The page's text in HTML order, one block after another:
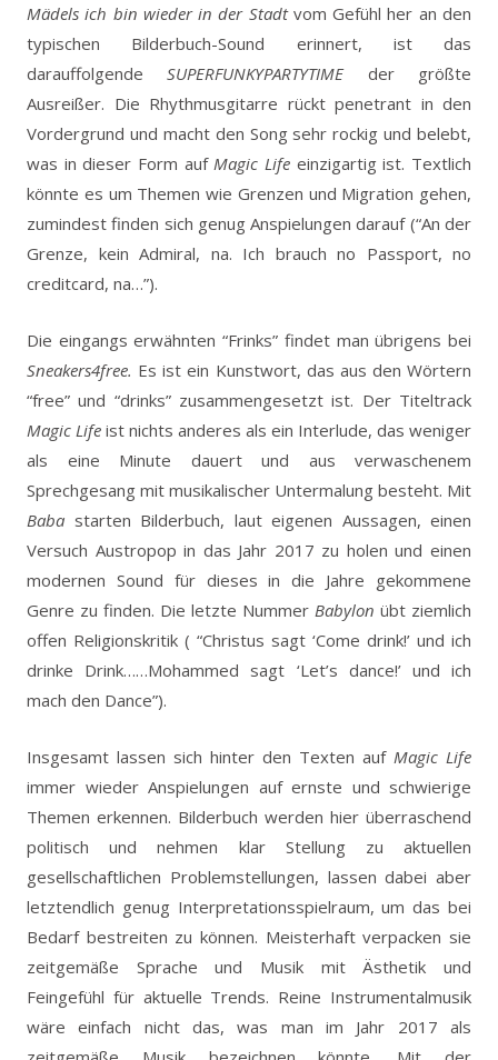
Mädels ich bin wieder in der Stadtvom Gefühl her an den
typischen Bilderbuch-Sound erinnert, ist das
darauffolgendeSUPERFUNKYPARTYTIMEder größte
Ausreißer. Die Rhythmusgitarre rückt penetrant in den
Vordergrund und macht den Song sehr rockig und belebt,
was in dieser Form auf Magic Life einzigartig ist. Textlich
könnte es um Themen wie Grenzen und Migration gehen,
zumindest finden sich genug Anspielungen darauf (“An der
Grenze, kein Admiral, na. Ich brauch no Passport, no
creditcard, na…”).
Die eingangs erwähnten “Frinks” findet man übrigens bei
Sneakers4free. Es ist ein Kunstwort, das aus den Wörtern
“free” und “drinks” zusammengesetzt ist. Der Titeltrack
Magic Life ist nichts anderes als ein Interlude, das weniger
als eine Minute dauert und aus verwaschenem
Sprechgesang mit musikalischer Untermalung besteht. Mit
Baba starten Bilderbuch, laut eigenen Aussagen, einen
Versuch Austropop in das Jahr 2017 zu holen und einen
modernen Sound für dieses in die Jahre gekommene
Genre zu finden. Die letzte Nummer Babylon übt ziemlich
offen Religionskritik ( “Christus sagt ‘Come drink!’ und ich
drinke Drink……Mohammed sagt ‘Let’s dance!’ und ich
mach den Dance”).
Insgesamt lassen sich hinter den Texten auf Magic Life
immer wieder Anspielungen auf ernste und schwierige
Themen erkennen. Bilderbuch werden hier überraschend
politisch und nehmen klar Stellung zu aktuellen
gesellschaftlichen Problemstellungen, lassen dabei aber
letztendlich genug Interpretationsspielraum, um das bei
Bedarf bestreiten zu können. Meisterhaft verpacken sie
zeitgemäße Sprache und Musik mit Ästhetik und
Feingefühl für aktuelle Trends. Reine Instrumentalmusik
wäre einfach nicht das, was man im Jahr 2017 als